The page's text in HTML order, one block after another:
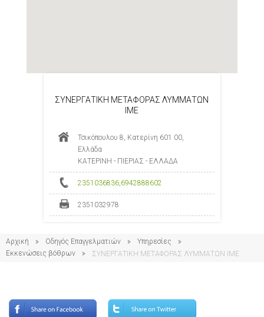
ΣΥΝΕΡΓΑΤΙΚΗ ΜΕΤΑΦΟΡΑΣ ΛΥΜΜΑΤΩΝ
ΙΜΕ
Τσικόπουλου 8, Κατερίνη 601 00,
Ελλάδα
ΚΑΤΕΡΙΝΗ - ΠΙΕΡΙΑΣ - ΕΛΛΑΔΑ
2351036836,6942888602
2351032978
Αρχική Οδηγός Επαγγελματιών
Υπηρεσίες
Εκκενώσεις βόθρων
ΣΥΝΕΡΓΑΤΙΚΗ ΜΕΤΑΦΟΡΑΣ ΛΥΜΜΑΤΩΝ ΙΜΕ